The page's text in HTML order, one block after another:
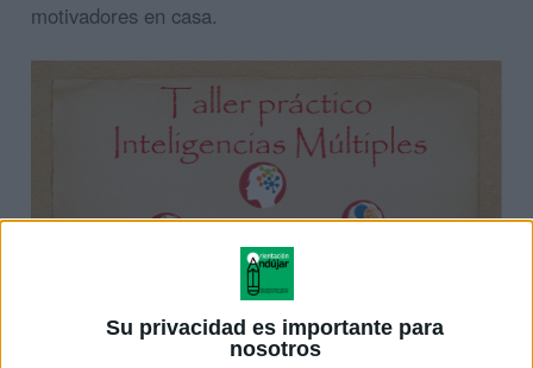
Su privacidad es importante para
nosotros
motivadores en casa.